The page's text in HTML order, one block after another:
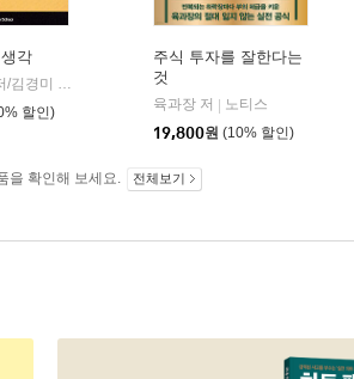
각
하워드 막스 저/김경미 역
할인)
주식 투자를 잘한다는
것
육과장 저
노티스
19,800원 (10% 할인)
을 확인해 보세요. 전체보기